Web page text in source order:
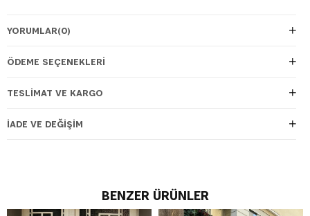
YORUMLAR(0)
ÖDEME SEÇENEKLERI
TESLIMAT VE KARGO
İADE VE DEĞIŞIM
BENZER ÜRÜNLER